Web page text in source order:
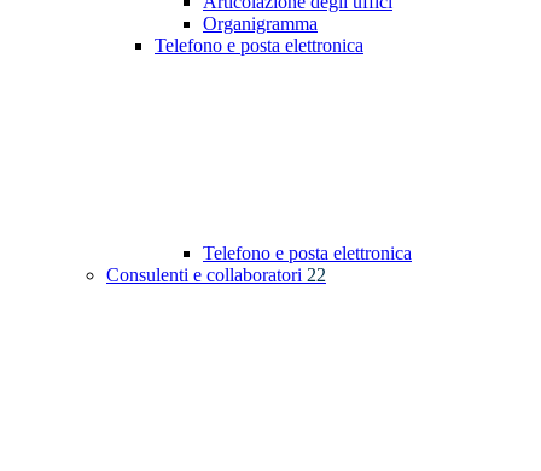
Organigramma
Telefono e posta elettronica
Telefono e posta elettronica
Consulenti e collaboratori 22